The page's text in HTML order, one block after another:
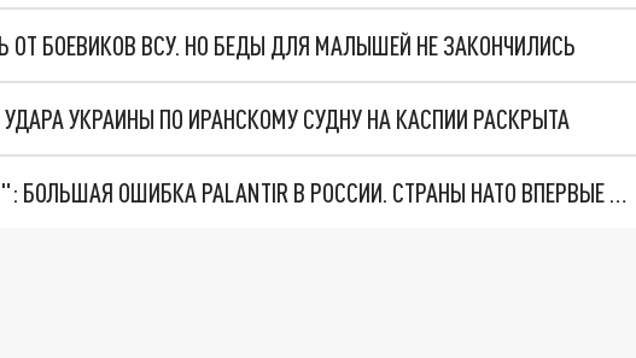
ОТ БОЕВИКОВ ВСУ. НО БЕДЫ ДЛЯ МАЛЫШЕЙ НЕ ЗАКОНЧИЛИСЬ
УКРАИНЫ ПО ИРАНСКОМУ СУДНУ НА КАСПИИ РАСКРЫТА
"ОЧЕНЬ ПЛОХИЕ НОВОСТИ": БОЛЬШАЯ ОШИБКА PALANTIR В РОССИИ. СТРАНЫ НАТО ВПЕРВЫЕ ЗА СВО ОСТАНОВИЛИ ПОСТАВКИ ОРУЖИЯ. ВСУ ТЕРЯЮТ ПРИГРАНИЧЬЕ?